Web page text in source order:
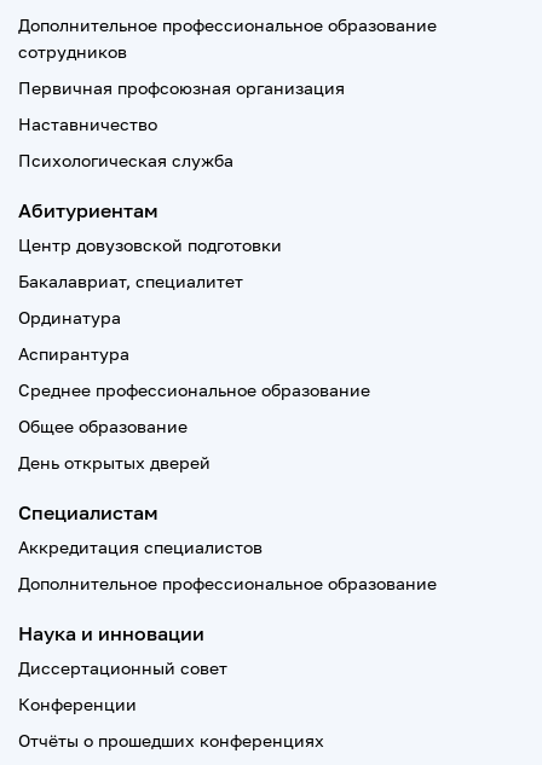
Дополнительное профессиональное образование
сотрудников
Первичная профсоюзная организация
Наставничество
Психологическая служба
Абитуриентам
Центр довузовской подготовки
Бакалавриат, специалитет
Ординатура
Аспирантура
Среднее профессиональное образование
Общее образование
День открытых дверей
Специалистам
Аккредитация специалистов
Дополнительное профессиональное образование
Наука и инновации
Диссертационный совет
Конференции
Отчёты о прошедших конференциях